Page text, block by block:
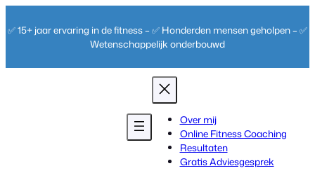
naar
✅ 15+ jaar ervaring in de fitness – ✅ Honderden mensen geholpen – ✅
Wetenschappelijk onderbouwd
Over mij
Online Fitness Coaching
Resultaten
Gratis Adviesgesprek